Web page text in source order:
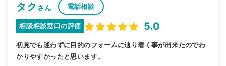
タク さん 電話相談
相談相談窓口の評価 5.0
初見でも迷わずに目的のフォームに辿り着く事が出来たのでわ
かりやすかったと思います。